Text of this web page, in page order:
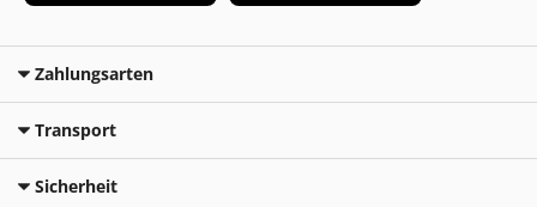
Zahlungsarten
Transport
Sicherheit